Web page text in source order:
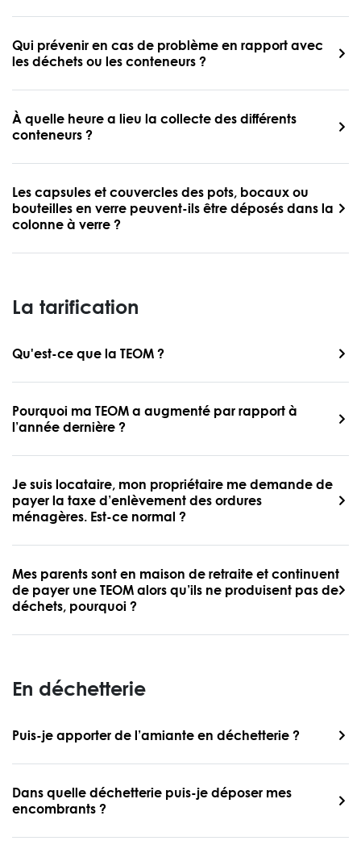
Qui prévenir en cas de problème en rapport avec
les déchets ou les conteneurs ?
À quelle heure a lieu la collecte des différents
conteneurs ?
Les capsules et couvercles des pots, bocaux ou
bouteilles en verre peuvent-ils être déposés dans la
colonne à verre ?
La tarification
Qu'est-ce que la TEOM ?
Pourquoi ma TEOM a augmenté par rapport à
l’année dernière ?
Je suis locataire, mon propriétaire me demande de
payer la taxe d’enlèvement des ordures
ménagères. Est-ce normal ?
Mes parents sont en maison de retraite et continuent
de payer une TEOM alors qu’ils ne produisent pas de
déchets, pourquoi ?
En déchetterie
Puis-je apporter de l’amiante en déchetterie ?
Dans quelle déchetterie puis-je déposer mes
encombrants ?